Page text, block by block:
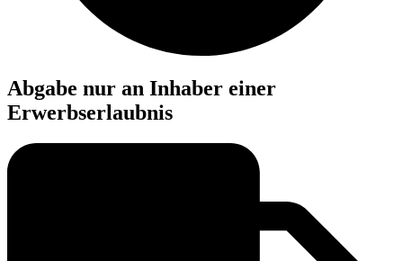
Abgabe nur an Inhaber einer
Erwerbserlaubnis